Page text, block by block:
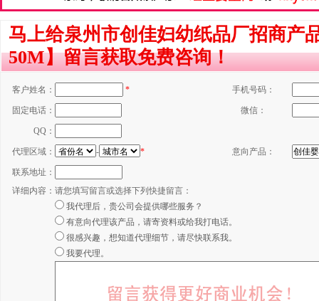
马上给泉州市创佳妇幼纸品厂招商产
50M】留言获取免费咨询！
客户姓名： * 手机号码：
固定电话： 微信：
QQ：
代理区域： - * 意向产品：
联系地址：
详细内容： 请您填写留言或选择下列快捷留言：
我代理后，贵公司会提供哪些服务？
有意向代理该产品，请寄资料或给我打电话。
很感兴趣，想知道代理细节，请尽快联系我。
我要代理。